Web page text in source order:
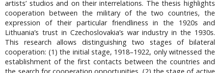
artists’ studios and on their interrelations. The thesis highlights
cooperation between the military of the two countries, the
expression of their particular friendliness in the 1920s and
Lithuania’s trust in Czechoslovakia’s war industry in the 1930s.
This research allows distinguishing two stages of bilateral
cooperation: (1) the initial stage, 1918–1922, only witnessed the
establishment of the first contacts between the countries and